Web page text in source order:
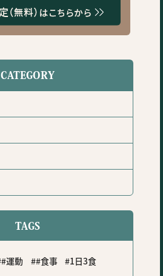
CATEGORY
TAGS
#運動 #食事
1日3食